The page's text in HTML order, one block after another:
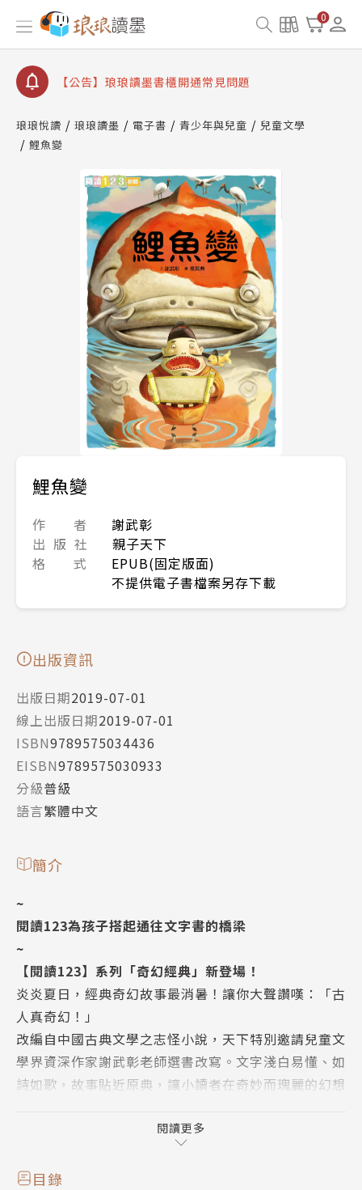
0
【公告】因 Readmoo 讀墨系統維護中，本站同步暫
停部分閱讀服務
【公告】琅琅讀墨數位閱讀資產合併與書櫃開通申請
【公告】琅琅讀墨書櫃開通常見問題
請圖文教學
【公告】琅琅書店服務升級重要說明及資產合併結果
查詢
【公告】因 Readmoo 讀墨系統維護中，本站同步暫
停部分閱讀服務
琅琅悅讀 琅琅讀墨 電子書 青少年與兒童
兒童文學
鯉魚變
鯉魚變
作 者
謝武彰
出 版 社
親子天下
格 式
EPUB(固定版面)
不提供電子書檔案另存下載
出版資訊
出版日期2019-07-01
線上出版日期2019-07-01
ISBN9789575034436
EISBN9789575030933
分級普級
語言繁體中文
簡介
~
閱讀123為孩子搭起通往文字書的橋梁
~
【閱讀123】系列「奇幻經典」新登場！
炎炎夏日，經典奇幻故事最消暑！讓你大聲讚嘆：「古
人真奇幻！」
改編自中國古典文學之志怪小說，天下特別邀請兒童文
學界資深作家謝武彰老師選書改寫。文字淺白易懂、如
詩如歌，故事貼近原典，讓小讀者在奇妙而瑰麗的幻想
《鯉魚變》：沙西米？糖醋魚？魚香漢堡？萬一這些都
是你那消失多日的同學變成的？該怎麼辦？！究竟是吃
閱讀更多
目錄